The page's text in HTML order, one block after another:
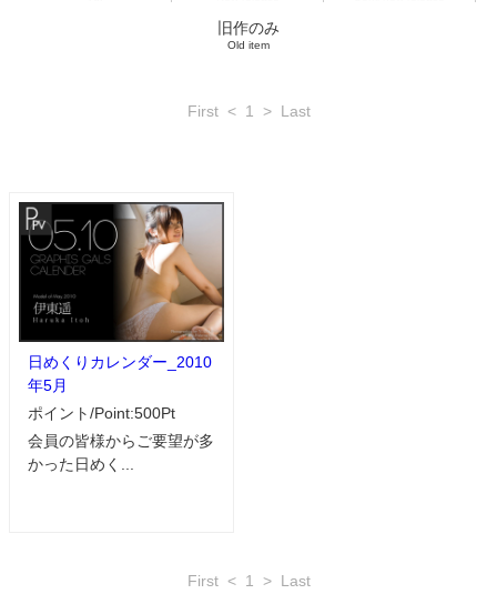
旧作のみ
Old item
First < 1 > Last
日めくりカレンダー_2010
年5月
ポイント/Point:500Pt
会員の皆様からご要望が多
かった日めく...
First < 1 > Last